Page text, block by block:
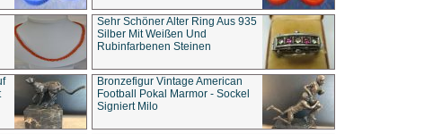
Sehr Schöner Alter Ring Aus 935
Silber Mit Weißen Und
Rubinfarbenen Steinen
Bronzefigur Vintage American
Football Pokal Marmor - Sockel
Signiert Milo